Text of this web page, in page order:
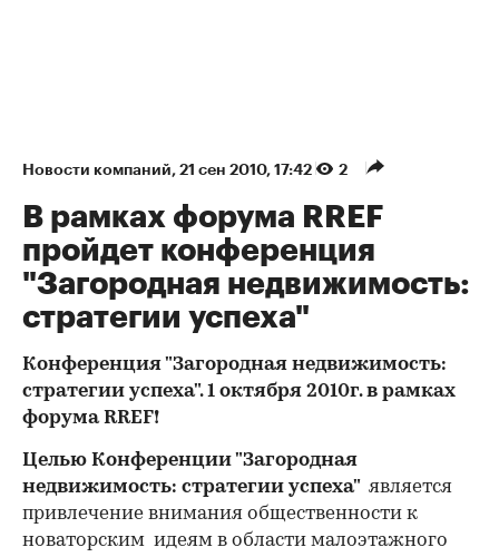
Новости компаний⁠, 21 сен 2010, 17:42 2
В рамках форума RREF
пройдет конференция
"Загородная недвижимость:
стратегии успеха"
Конференция "Загородная недвижимость:
стратегии успеха".1 октября 2010г. в рамках
форумаRREF!
Целью Конференции "Загородная
недвижимость: стратегии успеха" является
привлечение внимания общественности к
новаторским идеям в области малоэтажного